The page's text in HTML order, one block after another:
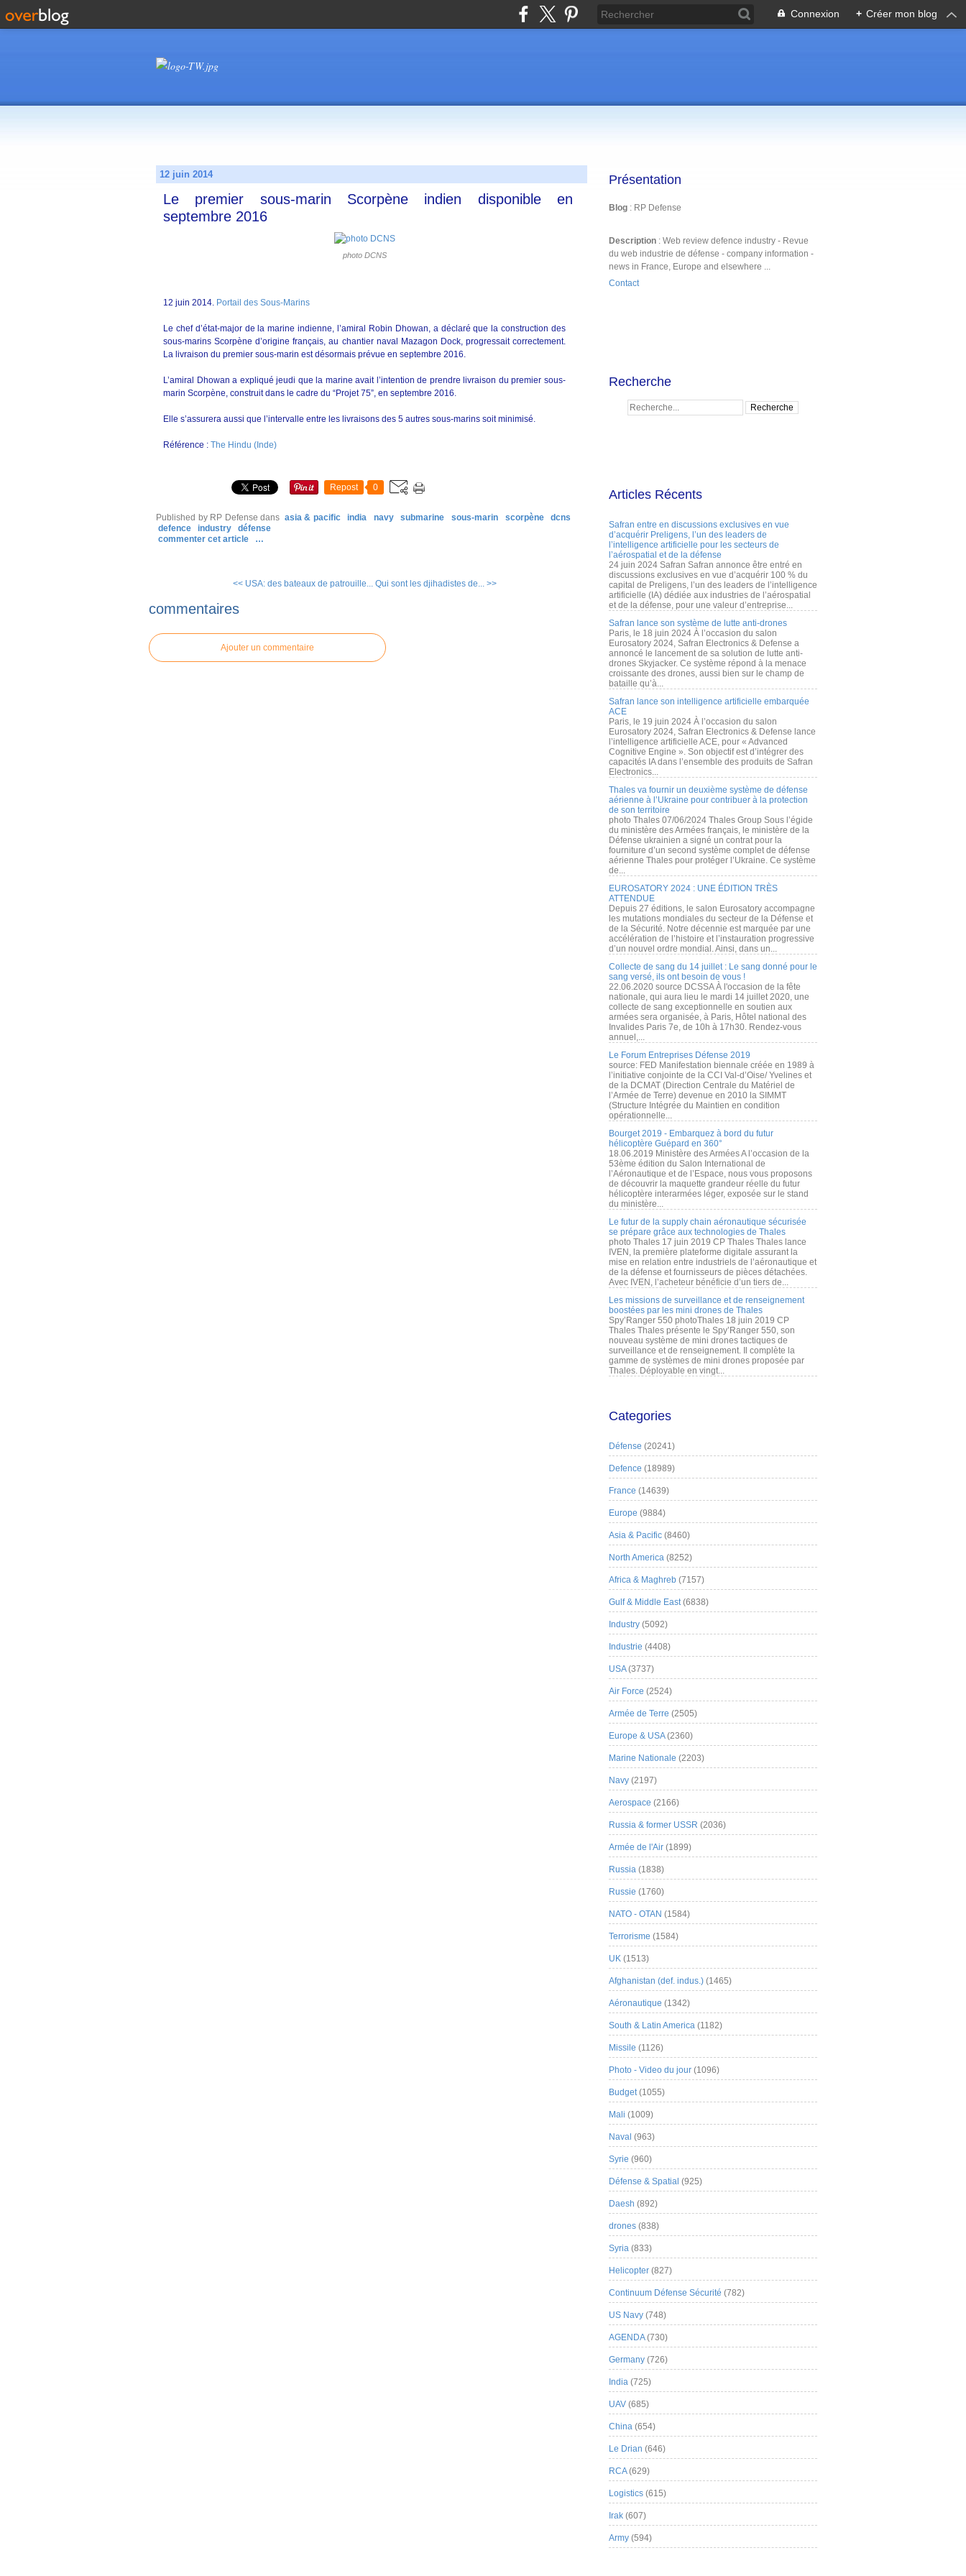
Connexion + Créer mon blog
12 juin 2014
Le premier sous-marin Scorpène indien disponible en
septembre 2016
photo DCNS
12 juin 2014. Portail des Sous-Marins
Le chef d’état-major de la marine indienne, l’amiral Robin Dhowan, a déclaré que la construction des
sous-marins Scorpène d’origine français, au chantier naval Mazagon Dock, progressait correctement.
La livraison du premier sous-marin est désormais prévue en septembre 2016.
L’amiral Dhowan a expliqué jeudi que la marine avait l’intention de prendre livraison du premier sous-
marin Scorpène, construit dans le cadre du “Projet 75”, en septembre 2016.
Elle s’assurera aussi que l’intervalle entre les livraisons des 5 autres sous-marins soit minimisé.
Référence : The Hindu (Inde)
Repost 0
Published by RP Defense dans asia & pacific india navy submarine sous-marin scorpène
dcns
defence
industry
défense
commenter cet article
…
<< USA: des bateaux de patrouille... Qui sont les djihadistes de... >>
commentaires
Ajouter un commentaire
Présentation
Blog : RP Defense
Description : Web review defence industry - Revue
du web industrie de défense - company information -
news in France, Europe and elsewhere ...
Contact
Recherche
Articles Récents
Safran entre en discussions exclusives en vue
d’acquérir Preligens, l’un des leaders de
l’intelligence artificielle pour les secteurs de
l’aérospatial et de la défense
24 juin 2024 Safran Safran annonce être entré en
discussions exclusives en vue d’acquérir 100 % du
capital de Preligens, l’un des leaders de l’intelligence
artificielle (IA) dédiée aux industries de l’aérospatial
et de la défense, pour une valeur d’entreprise...
Safran lance son système de lutte anti-drones
Paris, le 18 juin 2024 À l’occasion du salon
Eurosatory 2024, Safran Electronics & Defense a
annoncé le lancement de sa solution de lutte anti-
drones Skyjacker. Ce système répond à la menace
croissante des drones, aussi bien sur le champ de
bataille qu’à...
Safran lance son intelligence artificielle embarquée
ACE
Paris, le 19 juin 2024 À l’occasion du salon
Eurosatory 2024, Safran Electronics & Defense lance
l’intelligence artificielle ACE, pour « Advanced
Cognitive Engine ». Son objectif est d’intégrer des
capacités IA dans l’ensemble des produits de Safran
Electronics...
Thales va fournir un deuxième système de défense
aérienne à l’Ukraine pour contribuer à la protection
de son territoire
photo Thales 07/06/2024 Thales Group Sous l’égide
du ministère des Armées français, le ministère de la
Défense ukrainien a signé un contrat pour la
fourniture d’un second système complet de défense
aérienne Thales pour protéger l’Ukraine. Ce système
de...
EUROSATORY 2024 : UNE ÉDITION TRÈS
ATTENDUE
Depuis 27 éditions, le salon Eurosatory accompagne
les mutations mondiales du secteur de la Défense et
de la Sécurité. Notre décennie est marquée par une
accélération de l’histoire et l’instauration progressive
d’un nouvel ordre mondial. Ainsi, dans un...
Collecte de sang du 14 juillet : Le sang donné pour le
sang versé, ils ont besoin de vous !
22.06.2020 source DCSSA À l'occasion de la fête
nationale, qui aura lieu le mardi 14 juillet 2020, une
collecte de sang exceptionnelle en soutien aux
armées sera organisée, à Paris, Hôtel national des
Invalides Paris 7e, de 10h à 17h30. Rendez-vous
annuel,...
Le Forum Entreprises Défense 2019
source: FED Manifestation biennale créée en 1989 à
l’initiative conjointe de la CCI Val-d’Oise/ Yvelines et
de la DCMAT (Direction Centrale du Matériel de
l’Armée de Terre) devenue en 2010 la SIMMT
(Structure Intégrée du Maintien en condition
opérationnelle...
Bourget 2019 - Embarquez à bord du futur
hélicoptère Guépard en 360°
18.06.2019 Ministère des Armées A l’occasion de la
53ème édition du Salon International de
l’Aéronautique et de l’Espace, nous vous proposons
de découvrir la maquette grandeur réelle du futur
hélicoptère interarmées léger, exposée sur le stand
du ministère...
Le futur de la supply chain aéronautique sécurisée
se prépare grâce aux technologies de Thales
photo Thales 17 juin 2019 CP Thales Thales lance
IVEN, la première plateforme digitale assurant la
mise en relation entre industriels de l’aéronautique et
de la défense et fournisseurs de pièces détachées.
Avec IVEN, l’acheteur bénéficie d’un tiers de...
Les missions de surveillance et de renseignement
boostées par les mini drones de Thales
Spy’Ranger 550 photoThales 18 juin 2019 CP
Thales Thales présente le Spy’Ranger 550, son
nouveau système de mini drones tactiques de
surveillance et de renseignement. Il complète la
gamme de systèmes de mini drones proposée par
Thales. Déployable en vingt...
Categories
Défense (20241)
Defence (18989)
France (14639)
Europe (9884)
Asia & Pacific (8460)
North America (8252)
Africa & Maghreb (7157)
Gulf & Middle East(6838)
Industry (5092)
Industrie (4408)
USA(3737)
Air Force (2524)
Armée de Terre (2505)
Europe & USA(2360)
Marine Nationale (2203)
Navy (2197)
Aerospace (2166)
Russia & former USSR (2036)
Armée de l'Air (1899)
Russia (1838)
Russie (1760)
NATO - OTAN (1584)
Terrorisme (1584)
UK (1513)
Afghanistan (def. indus.) (1465)
Aéronautique (1342)
South & Latin America (1182)
Missile (1126)
Photo - Video du jour (1096)
Budget(1055)
Mali (1009)
Naval (963)
Syrie (960)
Défense & Spatial (925)
Daesh (892)
drones (838)
Syria (833)
Helicopter (827)
Continuum Défense Sécurité (782)
US Navy (748)
AGENDA(730)
Germany (726)
India (725)
UAV (685)
China (654)
Le Drian (646)
RCA(629)
Logistics (615)
Irak (607)
Army (594)